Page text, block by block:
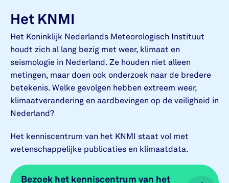
Het KNMI
Het Koninklijk Nederlands Meteorologisch Instituut
houdt zich al lang bezig met weer, klimaat en
seismologie in Nederland. Ze houden niet alleen
metingen, maar doen ook onderzoek naar de bredere
betekenis. Welke gevolgen hebben extreem weer,
klimaatverandering en aardbevingen op de veiligheid in
Nederland?
Het kenniscentrum van het KNMI staat vol met
wetenschappelijke publicaties en klimaatdata.
Bezoek het kenniscentrum van het
Bezoek het kenniscentrum van het